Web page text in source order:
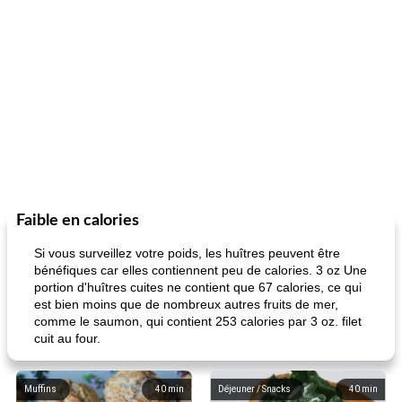
Faible en calories
Si vous surveillez votre poids, les huîtres peuvent être
bénéfiques car elles contiennent peu de calories. 3 oz Une
portion d'huîtres cuites ne contient que 67 calories, ce qui
est bien moins que de nombreux autres fruits de mer,
comme le saumon, qui contient 253 calories par 3 oz. filet
cuit au four.
40 min
Muffins 40 min
Déjeuner / Snacks